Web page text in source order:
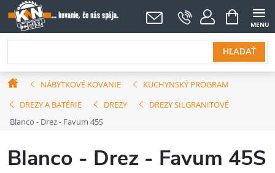
Prejsť
na
obsah
HĽADAŤ
NÁKUPNÝ
KOŠÍK
DomovNÁBYTKOVÉ KOVANIE
KUCHYNSKÝ PROGRAM
DREZY A BATÉRIE
DREZY
DREZY SILGRANITOVÉ
Blanco - Drez - Favum 45S
Blanco - Drez - Favum 45S